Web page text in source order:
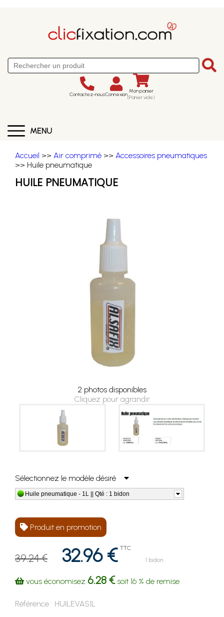
Contactez-nousConnexion Mon panier
(Panier vide)
MENU
Accueil >> Air comprimé >> Accessoires pneumatiques
>> Huile pneumatique
HUILE PNEUMATIQUE
2 photos disponibles
Cliquez pour agrandir
Sélectionnez le modèle désiré
Huile pneumatique - 1L || Qté : 1 bidon
Produit en promotion
39.24 € 32.96 € TTC
1 bidon
vous économisez 6.28 €soit 16 % de remise
Référence : HUILEVAS1L